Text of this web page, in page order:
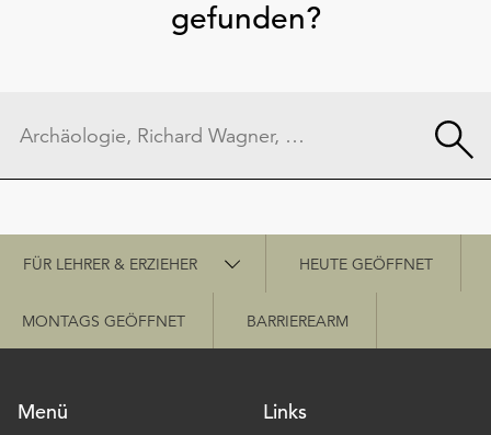
gefunden?
Schnellzugriff
FÜR LEHRER & ERZIEHER HEUTE GEÖFFNET
MONTAGS GEÖFFNET BARRIEREARM
Menü
Links